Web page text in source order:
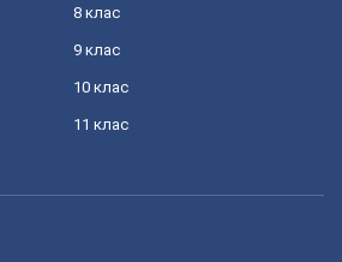
8 клас
9 клас
10 клас
11 клас